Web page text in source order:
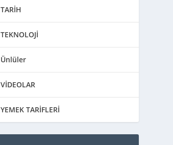
TARİH
TEKNOLOJİ
Ünlüler
VİDEOLAR
YEMEK TARİFLERİ